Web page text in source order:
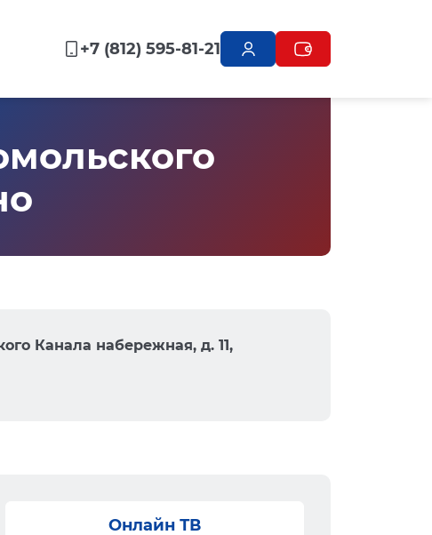
+7 (812) 595-81-21
Канала набережная, д. 11,
Онлайн ТВ